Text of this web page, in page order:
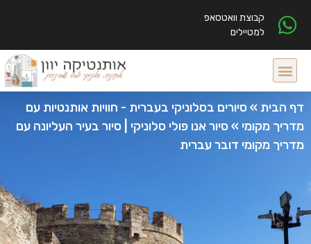
קבוצת וואטסאפ
למטיילים
דף הבית »סיורים בסלוניקי בעברית - חוויות אותנטיות עם
מדריך מקומי »סיור אנו פולי סלוניקי | סיור בעיר העליונה עם
מדריך מקומי דובר עברית